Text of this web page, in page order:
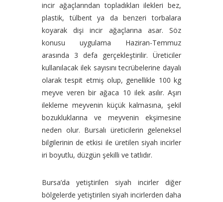
incir ağaçlarından topladıkları ilekleri bez,
plastik, tülbent ya da benzeri torbalara
koyarak dişi incir ağaçlarına asar. Söz
konusu uygulama Haziran-Temmuz
arasında 3 defa gerçekleştirilir. Üreticiler
kullanılacak ilek sayısını tecrübelerine dayalı
olarak tespit etmiş olup, genellikle 100 kg
meyve veren bir ağaca 10 ilek asılır. Aşırı
ilekleme meyvenin küçük kalmasına, şekil
bozukluklarına ve meyvenin ekşimesine
neden olur. Bursalı üreticilerin geleneksel
bilgilerinin de etkisi ile üretilen siyah incirler
iri boyutlu, düzgün şekilli ve tatlıdır.
Bursa’da yetiştirilen siyah incirler diğer
bölgelerde yetiştirilen siyah incirlerden daha